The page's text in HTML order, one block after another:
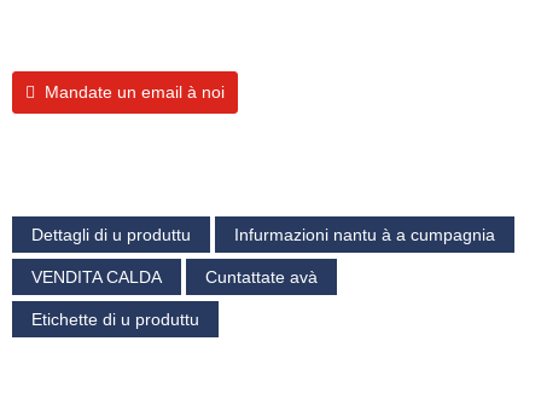
Mandate un email à noi
Dettagli di u produttu Infurmazioni nantu à a cumpagnia
VENDITA CALDA Cuntattate avà
Etichette di u produttu